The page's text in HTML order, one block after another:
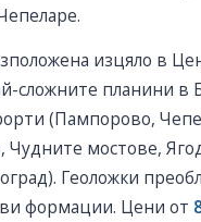
изцяло в
сложните планини в
(Пампорово,
Чудните мостове,
Геоложки
формации. Цени от